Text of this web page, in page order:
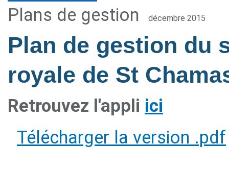
Plans de gestion décembre 2015
Plan de gestion du
royale de St
Retrouvez l'appli ici
Télécharger la version .pdf